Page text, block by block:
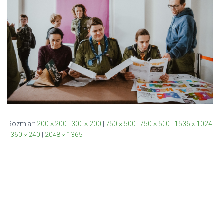
Rozmiar: 200 × 200 | 300 × 200 | 750 × 500 | 750 × 500 | 1536 × 1024
| 360 × 240 | 2048 × 1365